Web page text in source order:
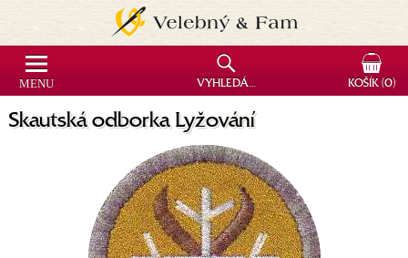
Skautská odborka Lyžování
MENU VYHLEDÁVÁNÍ KOŠÍK(0)